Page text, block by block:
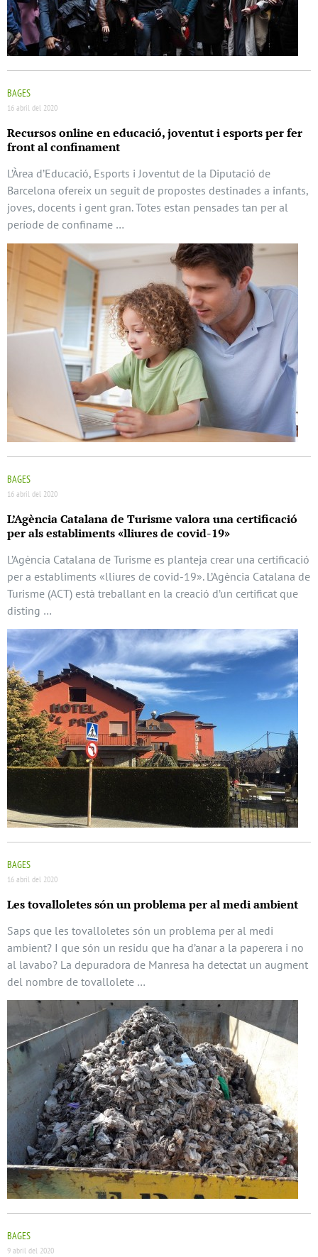
BAGES
16 abril del 2020
Recursos online en educació, joventut i esports per fer
front al confinament
L’Àrea d’Educació, Esports i Joventut de la Diputació de
Barcelona ofereix un seguit de propostes destinades a infants,
joves, docents i gent gran. Totes estan pensades tan per al
període de confiname …
BAGES
16 abril del 2020
L’Agència Catalana de Turisme valora una certificació
per als establiments «lliures de covid-19»
L’Agència Catalana de Turisme es planteja crear una certificació
per a establiments «lliures de covid-19». L’Agència Catalana de
Turisme (ACT) està treballant en la creació d’un certificat que
disting …
BAGES
16 abril del 2020
Les tovalloletes són un problema per al medi ambient
Saps que les tovalloletes són un problema per al medi
ambient? I que són un residu que ha d’anar a la paperera i no
al lavabo? La depuradora de Manresa ha detectat un augment
del nombre de tovallolete …
BAGES
9 abril del 2020